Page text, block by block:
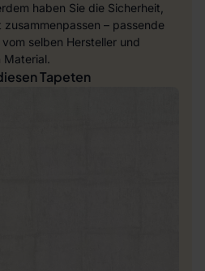
haben Sie die Sicherheit,
– passende
selben Hersteller und
Material.
Tapeten